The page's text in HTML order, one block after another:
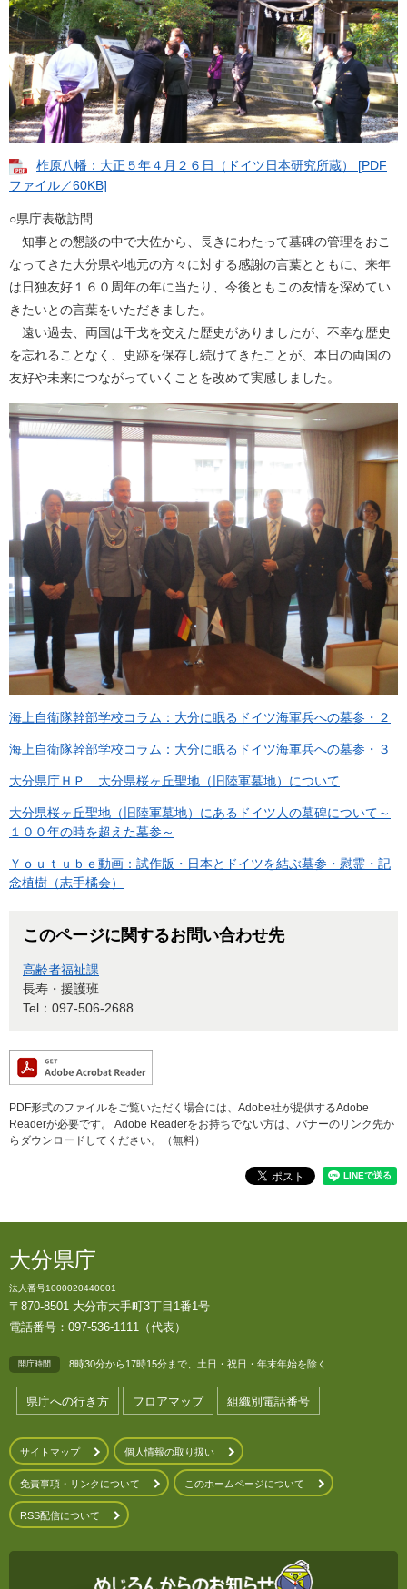
柞原八幡：大正５年４月２６日（ドイツ日本研究所蔵） [PDF
ファイル／60KB]
○県庁表敬訪問
知事との懇談の中で大佐から、長きにわたって墓碑の管理をおこ
なってきた大分県や地元の方々に対する感謝の言葉とともに、来年
は日独友好１６０周年の年に当たり、今後ともこの友情を深めてい
きたいとの言葉をいただきました。
遠い過去、両国は干戈を交えた歴史がありましたが、不幸な歴史
を忘れることなく、史跡を保存し続けてきたことが、本日の両国の
友好や未来につながっていくことを改めて実感しました。
海上自衛隊幹部学校コラム：大分に眠るドイツ海軍兵への墓参・２
海上自衛隊幹部学校コラム：大分に眠るドイツ海軍兵への墓参・３
大分県庁ＨＰ 大分県桜ヶ丘聖地（旧陸軍墓地）について
大分県桜ヶ丘聖地（旧陸軍墓地）にあるドイツ人の墓碑について～
１００年の時を超えた墓参～
Ｙｏｕｔｕｂｅ動画：試作版・日本とドイツを結ぶ墓参・慰霊・記
念植樹（志手橘会）
このページに関するお問い合わせ先
高齢者福祉課
長寿・援護班
Tel：097-506-2688
PDF形式のファイルをご覧いただく場合には、Adobe社が提供するAdobe
Readerが必要です。
Adobe Readerをお持ちでない方は、バナーのリンク先か
らダウンロードしてください。（無料）
大分県庁
法人番号1000020440001
〒870-8501 大分市大手町3丁目1番1号
電話番号：097-536-1111（代表）
開庁時間 8時30分から17時15分まで、土日・祝日・年末年始を除く
県庁への行き方 フロアマップ 組織別電話番号
サイトマップ 個人情報の取り扱い
免責事項・リンクについて このホームページについて
RSS配信について